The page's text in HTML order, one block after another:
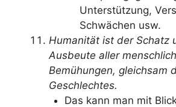
Unterstützung,
Schwächen usw.
Humanität ist der Schatz
Ausbeute aller
Bemühungen, gleichsam
Geschlechtes.
Das kann man mit